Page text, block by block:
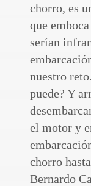
chorro, es
que
serían
nuestro
puede? Y
el motor y
chorro
Bernardo